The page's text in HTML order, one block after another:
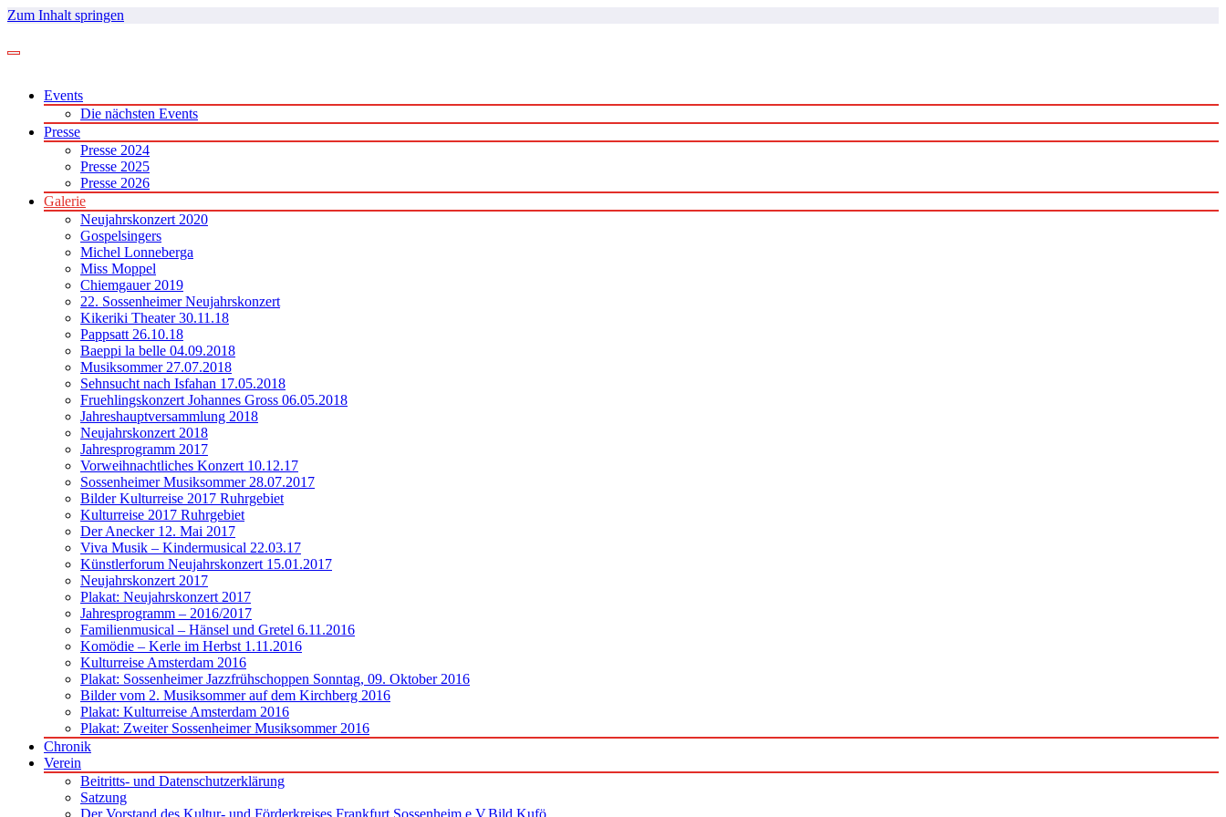
Zum Inhalt springen
Events
Die nächsten Events
Presse
Presse 2024
Presse 2025
Presse 2026
Galerie
Neujahrskonzert 2020
Gospelsingers
Michel Lonneberga
Miss Moppel
Chiemgauer 2019
22. Sossenheimer Neujahrskonzert
Kikeriki Theater 30.11.18
Pappsatt 26.10.18
Baeppi la belle 04.09.2018
Musiksommer 27.07.2018
Sehnsucht nach Isfahan 17.05.2018
Fruehlingskonzert Johannes Gross 06.05.2018
Jahreshauptversammlung 2018
Neujahrskonzert 2018
Jahresprogramm 2017
Vorweihnachtliches Konzert 10.12.17
Sossenheimer Musiksommer 28.07.2017
Bilder Kulturreise 2017 Ruhrgebiet
Kulturreise 2017 Ruhrgebiet
Der Anecker 12. Mai 2017
Viva Musik – Kindermusical 22.03.17
Künstlerforum Neujahrskonzert 15.01.2017
Neujahrskonzert 2017
Plakat: Neujahrskonzert 2017
Jahresprogramm – 2016/2017
Familienmusical – Hänsel und Gretel 6.11.2016
Komödie – Kerle im Herbst 1.11.2016
Kulturreise Amsterdam 2016
Plakat: Sossenheimer Jazzfrühschoppen Sonntag, 09. Oktober 2016
Bilder vom 2. Musiksommer auf dem Kirchberg 2016
Plakat: Kulturreise Amsterdam 2016
Plakat: Zweiter Sossenheimer Musiksommer 2016
Chronik
Verein
Beitritts- und Datenschutzerklärung
Satzung
Der Vorstand des Kultur- und Förderkreises Frankfurt Sossenheim e.V.Bild Kufö